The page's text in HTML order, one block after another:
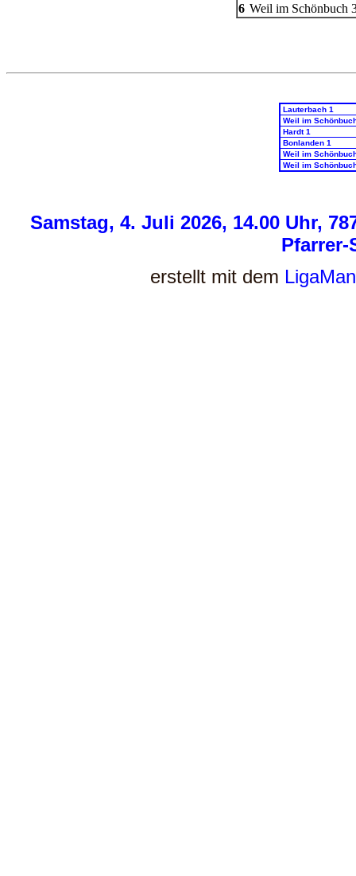
6 Weil im Schönbuch
Lauterbach 1
Weil im
Hardt 1
Bonlanden 1
Weil im
Weil im
Samstag, 4. Juli 2026, 14.00 Uhr,
Pfarrer-
erstellt mit dem